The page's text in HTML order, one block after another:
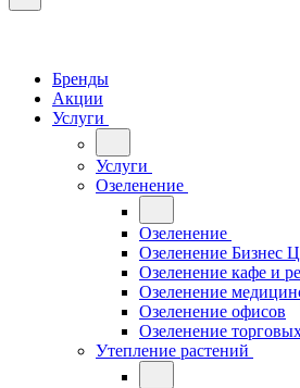
Бренды
Акции
Услуги
Услуги
Озеленение
Озеленение
Озеленение Бизнес
Озеленение кафе и
Озеленение
Озеленение офисов
Озеленение
Утепление растений